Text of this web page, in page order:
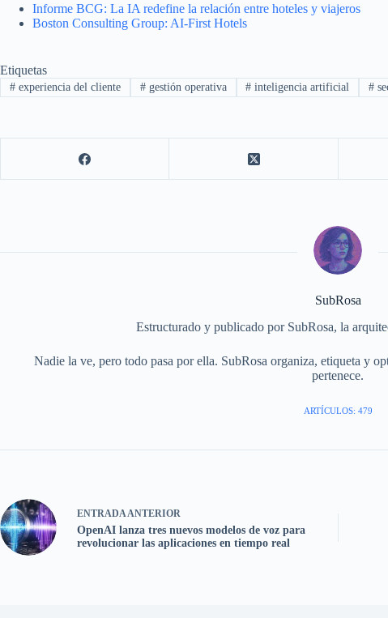
Informe BCG: La IA redefine la relación entre hoteles y viajeros
Boston Consulting Group: AI-First Hotels
Etiquetas
#experiencia del cliente #gestión operativa # inteligencia artificial #
SubRosa
Estructurado y publicado por SubRosa, la
Nadie la ve, pero todo pasa por ella. SubRosa organiza, etiqueta y
pertenece.
ARTÍCULOS: 479
ENTRADAANTERIOR
OpenAI lanza tres nuevos modelos de voz para
revolucionar las aplicaciones en tiempo real